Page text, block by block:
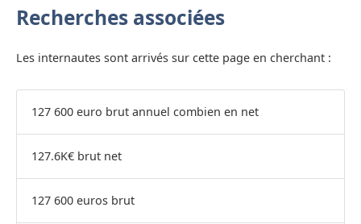
Recherches associées
Les internautes sont arrivés sur cette page en cherchant :
127 600 euro brut annuel combien en net
127.6K€ brut net
127 600 euros brut